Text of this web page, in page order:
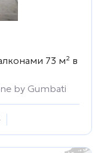
73 м² в
by Gumbati